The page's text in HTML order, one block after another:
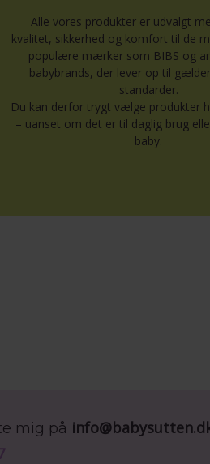
Alle vores produkter er udvalgt
kvalitet, sikkerhed og komfort til de
populære mærker som BIBS og
babybrands, der lever op til
standarder.
Du kan derfor trygt vælge produkter
– uanset om det er til daglig brug
baby.
mig på